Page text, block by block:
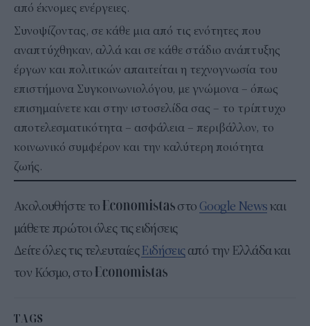
από έκνομες ενέργειες.
Συνοψίζοντας, σε κάθε μια από τις ενότητες που
αναπτύχθηκαν, αλλά και σε κάθε στάδιο ανάπτυξης
έργων και πολιτικών απαιτείται η τεχνογνωσία του
επιστήμονα Συγκοινωνιολόγου, με γνώμονα – όπως
επισημαίνετε και στην ιστοσελίδα σας – το τρίπτυχο
αποτελεσματικότητα – ασφάλεια – περιβάλλον, το
κοινωνικό συμφέρον και την καλύτερη ποιότητα
ζωής.
Ακολουθήστε το στο Google Newsκαι
μάθετε πρώτοι όλες τις ειδήσεις
Δείτε όλες τις τελευταίεςΕιδήσειςαπό την Ελλάδα και
τον Κόσμο, στο
TAGS